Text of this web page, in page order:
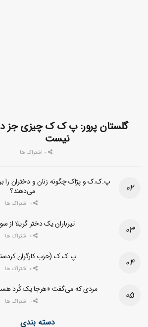
گلستان پرور: پ ک ک چیزی جز
نیست
پ.ک.ک و پژاک چگونه زنان و دختران را
می‌دهند؟
تیرباران یک دختر گریلا
پ ک ک (حزب کارگران
مردی که می‌گفت «هرجا یک کُرد
دسته بندی